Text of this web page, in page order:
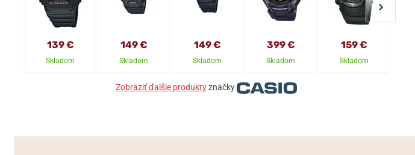
139 €
Skladom
149 €
Skladom
149 €
Skladom
399 €
Skladom
159 €
Skladom
Zobraziť ďalšie produktyznačky